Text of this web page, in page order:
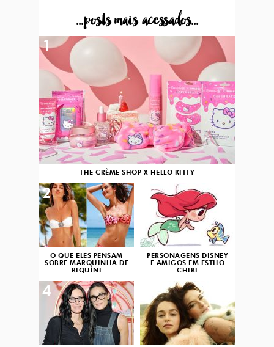
...posts mais acessados...
THE CRÈME SHOP X HELLO KITTY
1
O QUE ELES PENSAM
SOBRE MARQUINHA DE
BIQUÍNI
2
PERSONAGENS DISNEY
E AMIGOS EM ESTILO
CHIBI
3
4